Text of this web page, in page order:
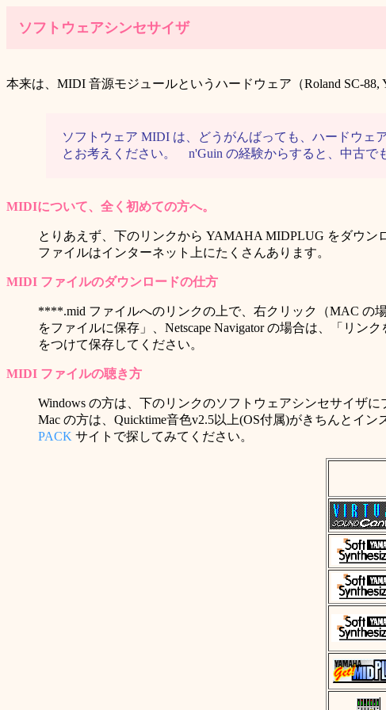
ソフトウェアシンセサイザ
本来は、MIDI 音源モジュールというハードウェア（Roland SC-
ソフトウェア MIDI は、どうがんばっても、ハードウ
とお考えください。 n'Guin の経験からすると、中古で
MIDIについて、全く初めての方へ。
とりあえず、下のリンクから YAMAHA MIDPLUG をダウ
ファイルはインターネット上にたくさんあります。
MIDI ファイルのダウンロードの仕方
****.mid ファイルへのリンクの上で、右クリック（MAC の
をファイルに保存」、Netscape Navigator の場合は、「リ
をつけて保存してください。
MIDI ファイルの聴き方
Windows の方は、下のリンクのソフトウェアシンセサイザ
Mac の方は、Quicktime音色v2.5以上(OS付属)がきちんとイ
PACK サイトで探してみてください。